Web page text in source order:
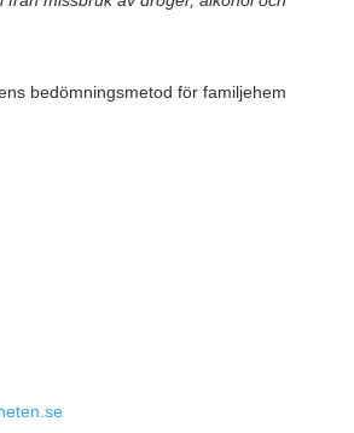
bedömningsmetod för familjehem